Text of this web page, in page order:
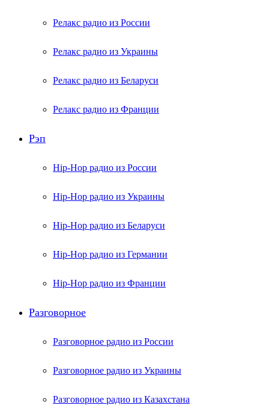
Релакс радио из России
Релакс радио из Украины
Релакс радио из Беларуси
Релакс радио из Франции
Рэп
Hip-Hop радио из России
Hip-Hop радио из Украины
Hip-Hop радио из Беларуси
Hip-Hop радио из Германии
Hip-Hop радио из Франции
Разговорное
Разговорное радио из России
Разговорное радио из Украины
Разговорное радио из Казахстана